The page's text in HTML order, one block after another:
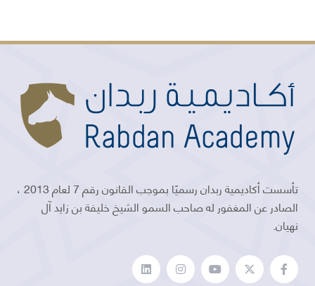
تأسست أكاديمية ربدان رسميًا بموجب القانون رقم 7 لعام 2013 ،
الصادر عن المغفور له صاحب السمو الشيخ خليفة بن زايد آل
نهيان.